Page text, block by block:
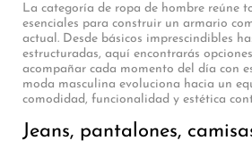
La categoría de ropa de hombre reúne
esenciales para construir un armario
actual. Desde básicos imprescindibles
estructuradas, aquí encontrarás
acompañar cada momento del día con
moda masculina evoluciona hacia un
comodidad, funcionalidad y estética
Jeans, pantalones,